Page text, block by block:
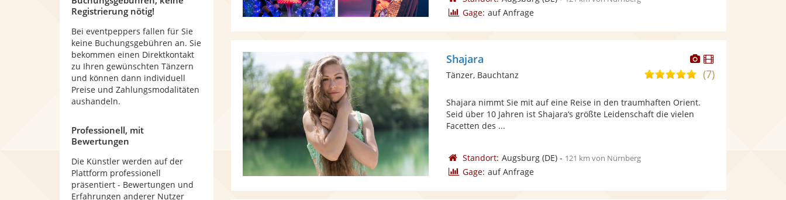
Gage: auf Anfrage
Dieser
Künstler
stellt
Dieser
Künstler
Shajara
5,0
5
(7)
Tänzer, Bauchtanz
Shajara nimmt Sie mit auf eine Reise in den traumhaften Orient.
Seid über 10 Jahren ist Shajara‘s größte Leidenschaft die vielen
Facetten des ...
Standort: Augsburg(DE)- 121 km von Nürnberg
Gage: auf Anfrage
Registrierung nötig!
Bei eventpeppers fallen für Sie
keine Buchungsgebühren an. Sie
bekommen einen Direktkontakt
zu Ihren gewünschten Tänzern
und können dann individuell
Preise und Zahlungsmodalitäten
aushandeln.
Professionell, mit
Bewertungen
Die Künstler werden auf der
Plattform professionell
präsentiert - Bewertungen und
Erfahrungen anderer Nutzer